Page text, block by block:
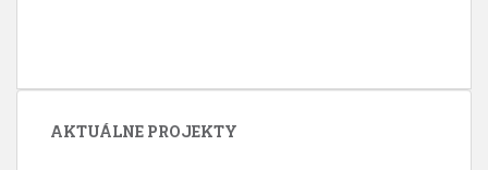
AKTUÁLNE PROJEKTY